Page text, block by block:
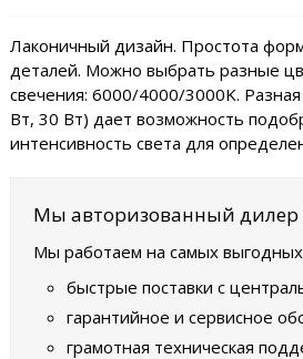
Лаконичный дизайн. Простота
деталей. Можно выбрать разные
свечения: 6000/4000/3000K.
Вт, 30 Вт) дает возможность
интенсивность света для
Мы авторизованный дилер
Мы работаем на самых выгодных
быстрые поставки с
гарантийное и сервисное
грамотная техническая